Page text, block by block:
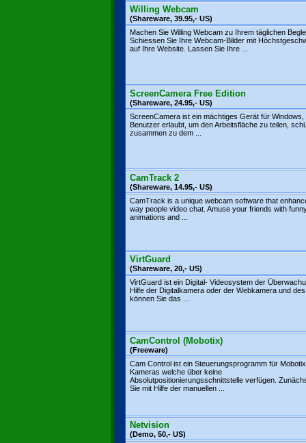
Willing Webcam
(Shareware, 39.95,- US)
Machen Sie Willing Webcam zu Ihrem täglichen
Schiessen Sie Ihre Webcam-Bilder mit
auf Ihre Website. Lassen Sie Ihre ...
ScreenCamera Free Edition
(Shareware, 24.95,- US)
ScreenCamera ist ein mächtiges Gerät für Windows,
Benutzer erlaubt, um den Arbeitsfläche zu teilen,
zusammen zu dem ...
CamTrack 2
(Shareware, 14.95,- US)
CamTrack is a unique webcam software that
way people video chat. Amuse your friends with
animations and ...
VirtGuard
(Shareware, 20,- US)
VirtGuard ist ein Digital- Videosystem der
Hilfe der Digitalkamera oder der Webkamera und
können Sie das ...
CamControl (Mobotix)
(Freeware)
Cam Control ist ein Steuerungsprogramm für Mobotix
Kameras welche über keine
Absolutpositionierungsschnittstelle verfügen.
Sie mit Hilfe der manuellen ...
Netvision
(Demo, 50,- US)